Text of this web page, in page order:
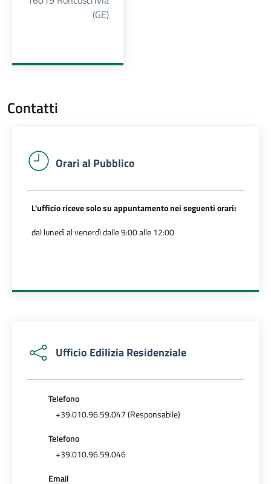
(GE)
Contatti
Orari al Pubblico
L'ufficio riceve solo su appuntamento nei seguenti orari:
dal lunedì al venerdì dalle 9:00 alle 12:00
Ufficio Edilizia Residenziale
Telefono
+39.010.96.59.047 (Responsabile)
Telefono
+39.010.96.59.046
Email